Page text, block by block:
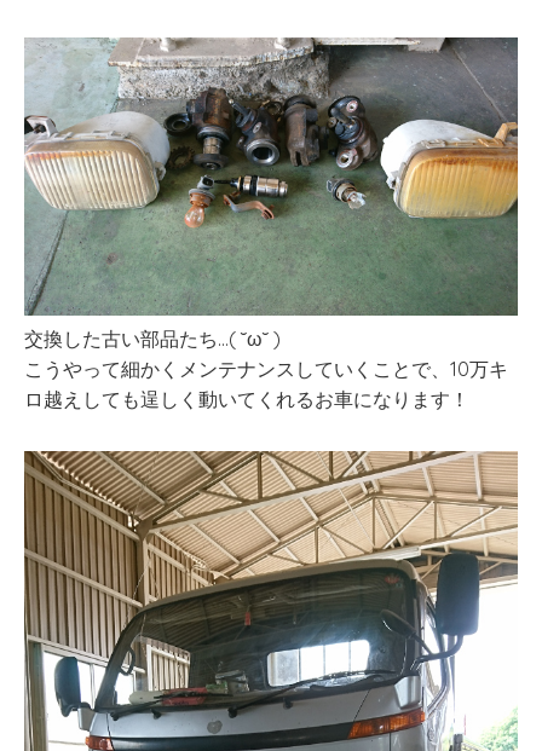
交換した古い部品たち…( ˘ω˘ )
こうやって細かくメンテナンスしていくことで、10万キ
ロ越えしても逞しく動いてくれるお車になります！